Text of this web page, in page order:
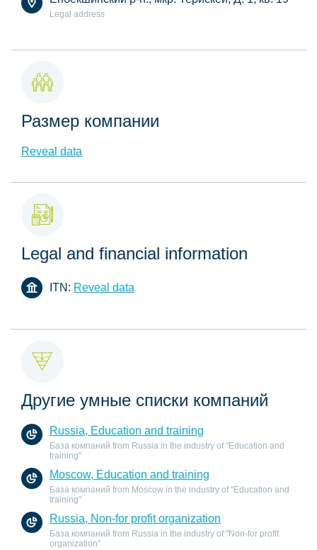
Legal address
Размер компании
Reveal data
Legal and financial information
ITN: Reveal data
Другие умные списки компаний
Russia, Education and training
База компаний from Russia in the industry of "Education and
training"
Moscow, Education and training
База компаний from Moscow in the industry of "Education and
training"
Russia, Non-for profit organization
База компаний from Russia in the industry of "Non-for profit
organization"